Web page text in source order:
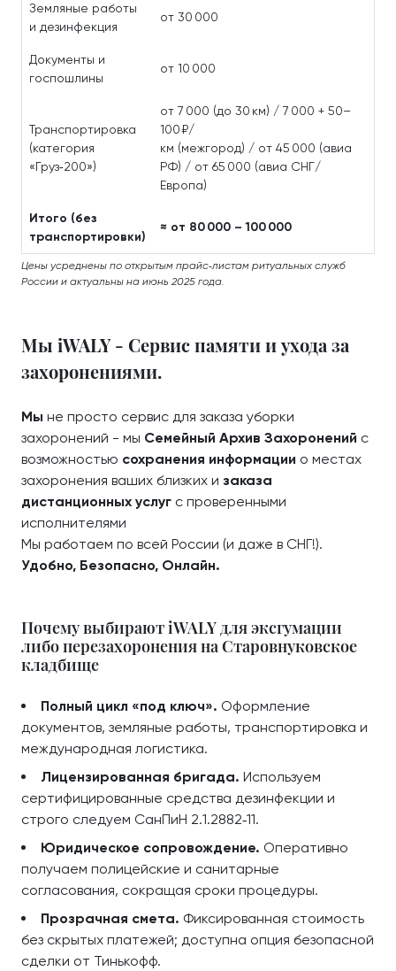
Земляные работы
и дезинфекция
от 30 000
Документы и
госпошлины
от 10 000
Транспортировка
(категория
«Груз‑200»)
от 7 000 (до 30 км) / 7 000 + 50–
100 ₽/
км (межгород) / от 45 000 (авиа
РФ) / от 65 000 (авиа СНГ/
Европа)
Итого (без
транспортировки)
≈ от 80 000 – 100 000
Цены усреднены по открытым прайс‑листам ритуальных служб
России и актуальны на июнь 2025 года.
Мы iWALY - Сервис памяти и ухода за
захоронениями.
Мы не просто сервис для заказа уборки
захоронений - мы Семейный Архив Захоронений с
возможностью сохранения информации о местах
захоронения ваших близких и заказа
дистанционных услуг с проверенными
исполнителями
Мы работаем по всей России (и даже в СНГ!).
Удобно, Безопасно, Онлайн.
Почему выбирают iWALY для эксгумации
либо перезахоронения на Старовнуковское
кладбище
Полный цикл «под ключ». Оформление
документов, земляные работы, транспортировка и
международная логистика.
Лицензированная бригада. Используем
сертифицированные средства дезинфекции и
строго следуем СанПиН 2.1.2882‑11.
Юридическое сопровождение. Оперативно
получаем полицейские и санитарные
согласования, сокращая сроки процедуры.
Прозрачная смета. Фиксированная стоимость
без скрытых платежей; доступна опция безопасной
сделки от Тинькофф.